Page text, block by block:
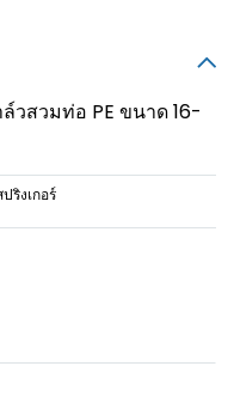
วสวมท่อ PE ขนาด 16-
ริงเกอร์